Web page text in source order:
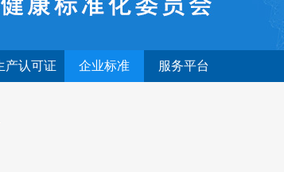
产认可证 企业标准 服务平台